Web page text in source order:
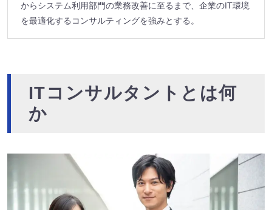
からシステム利用部門の業務改善に至るまで、企業のIT環境
を最適化するコンサルティングを強みとする。
ITコンサルタントとは何
か